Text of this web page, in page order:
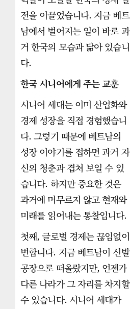
전을 이끌었습니다. 지금 베트
남에서 벌어지는 일이 바로 과
거 한국의 모습과 닮아 있습니
다.
한국 시니어에게 주는 교훈
시니어 세대는 이미 산업화와
경제 성장을 직접 경험했습니
다. 그렇기 때문에 베트남의
성장 이야기를 접하면 과거 자
신의 청춘과 겹쳐 보일 수 있
습니다. 하지만 중요한 것은
과거에 머무르지 않고 현재와
미래를 읽어내는 통찰입니다.
첫째, 글로벌 경제는 끊임없이
변합니다. 지금 베트남이 신발
공장으로 떠올랐지만, 언젠가
다른 나라가 그 자리를 차지할
수 있습니다. 시니어 세대가